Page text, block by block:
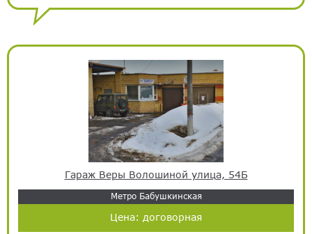
Гараж Веры Волошиной улица, 54Б
Метро Бабушкинская
Цена: договорная